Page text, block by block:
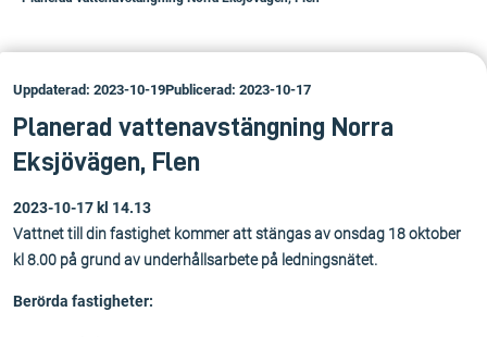
Uppdaterad: 2023-10-19Publicerad: 2023-10-17
Planerad vattenavstängning Norra
Eksjövägen, Flen
2023-10-17 kl 14.13
Vattnet till din fastighet kommer att stängas av onsdag 18 oktober
kl 8.00 på grund av underhållsarbete på ledningsnätet.
Berörda fastigheter: